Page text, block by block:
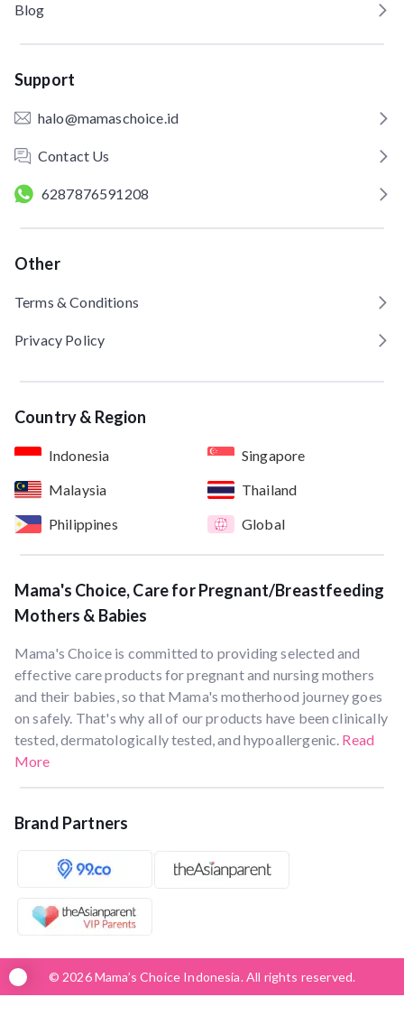
Blog
Support
halo@mamaschoice.id
Contact Us
6287876591208
Other
Terms & Conditions
Privacy Policy
Country & Region
Indonesia
Singapore
Malaysia
Thailand
Philippines
Global
Mama's Choice, Care for Pregnant/Breastfeeding
Mothers & Babies
Mama's Choice is committed to providing selected and
effective care products for pregnant and nursing mothers
and their babies, so that Mama's motherhood journey goes
on safely. That's why all of our products have been clinically
tested, dermatologically tested, and hypoallergenic. Read
More
Brand Partners
© 2026 Mama’s Choice Indonesia. All rights reserved.